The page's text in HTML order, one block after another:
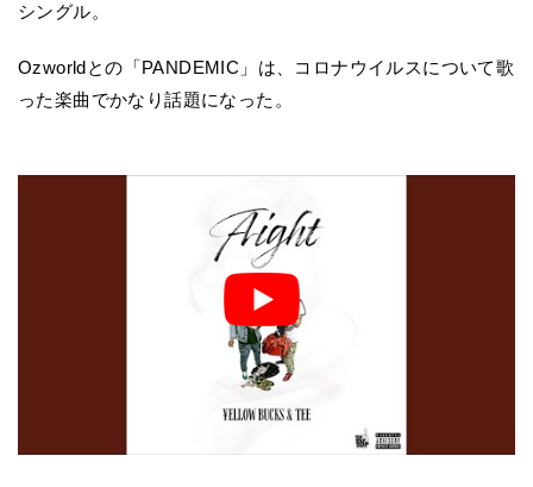
シングル。
Ozworldとの「PANDEMIC」は、コロナウイルスについて歌
った楽曲でかなり話題になった。